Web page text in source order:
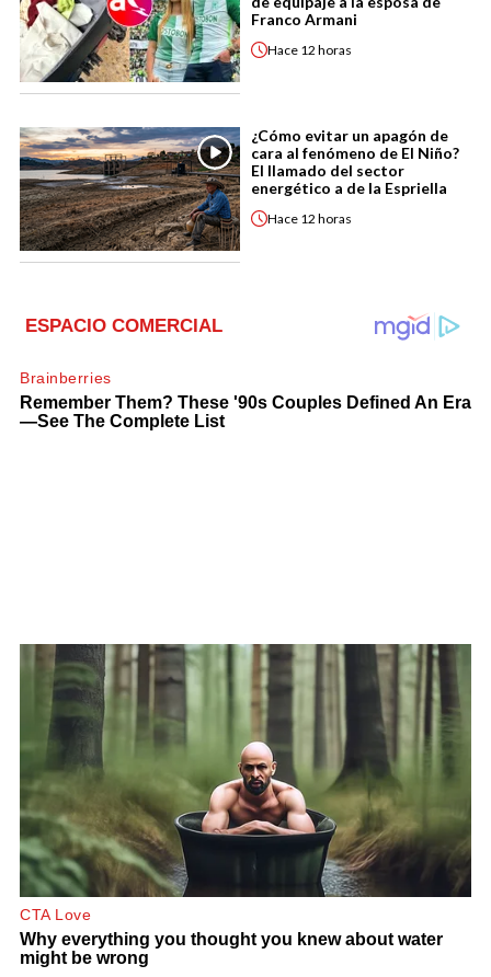
Franco Armani
Hace 12 horas
¿Cómo evitar un apagón de
cara al fenómeno de El Niño?
El llamado del sector
energético a de la Espriella
Hace 12 horas